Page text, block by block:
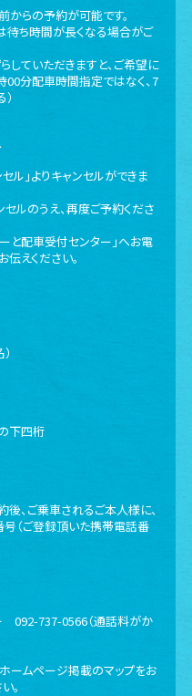
からの予約が可能です。
待ち時間が長くなる場合がご
ていただきますと、ご希望に
00分配車時間指定ではなく、7
ル」よりキャンセルができま
ルのうえ、再度ご予約くださ
と配車受付センター」へお電
えください。
下四桁
、ご乗車されるご本人様に、
（ご登録頂いた携帯電話番
092-737-0566（通話料がか
ームページ掲載のマップをお
。